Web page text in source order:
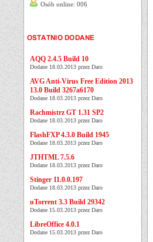
Osób online: 006
AQQ 2.4.5 Build 10
Dodane 18.03.2013 przez Daro
AVG Anti-Virus Free Edition 2013
13.0 Build 3267a6170
Dodane 18.03.2013 przez Daro
Rachmistrz GT 1.31 SP2
Dodane 18.03.2013 przez Daro
FlashFXP 4.3.0 Build 1945
Dodane 18.03.2013 przez Daro
JTHTML 7.5.6
Dodane 18.03.2013 przez Daro
Stinger 11.0.0.197
Dodane 18.03.2013 przez Daro
uTorrent 3.3 Build 29342
Dodane 15.03.2013 przez Daro
LibreOffice 4.0.1
Dodane 15.03.2013 przez Daro